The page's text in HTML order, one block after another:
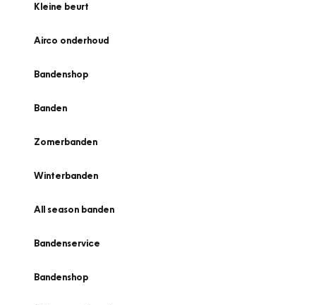
Kleine beurt
Airco onderhoud
Bandenshop
Banden
Zomerbanden
Winterbanden
All season banden
Bandenservice
Bandenshop